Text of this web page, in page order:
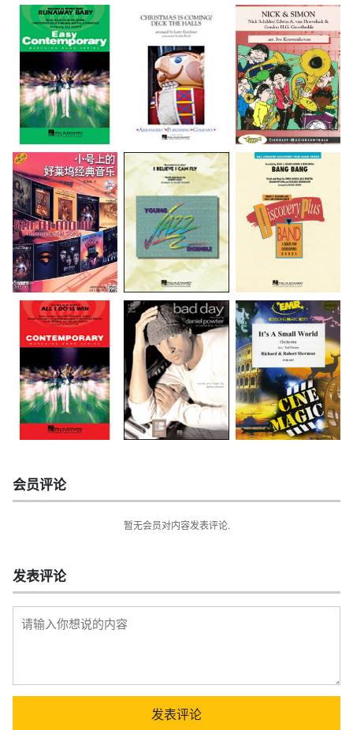
会员评论
暂无会员对内容发表评论.
发表评论